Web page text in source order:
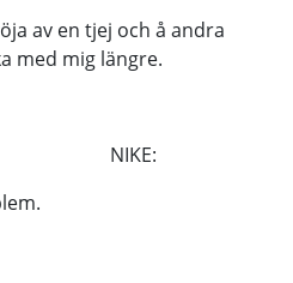
av en tjej och å andra
med mig längre.
NIKE: